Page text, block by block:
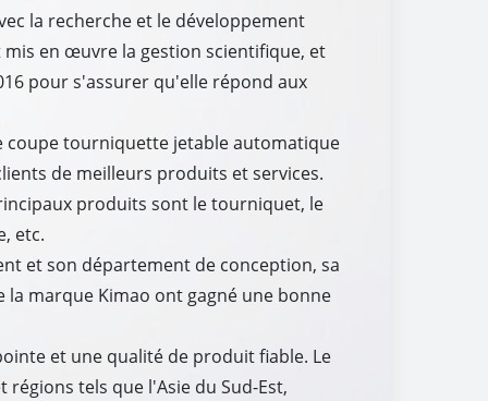
la recherche et le développement
en œuvre la gestion scientifique, et
pour s'assurer qu'elle répond aux
coupe tourniquette jetable automatique
de meilleurs produits et services.
produits sont le tourniquet, le
etc.
et son département de conception, sa
marque Kimao ont gagné une bonne
et une qualité de produit fiable. Le
tels que l'Asie du Sud-Est,